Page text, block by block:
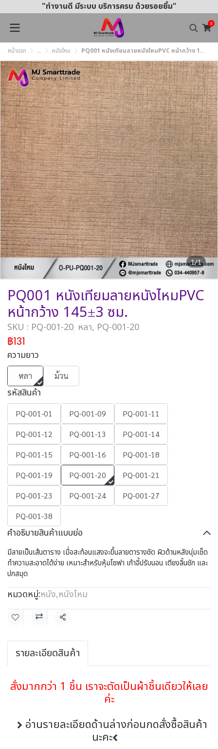
"ทำงานดี มีระบบ บริการครบ ด้วยรอยยิ้ม"
0
หน้าแรก ... หนังไหม PQ001 หนังเทียมลายหนังไหมPVC หน้ากว้าง 145±3 ซม.
1/1
PQ001 หนังเทียมลายหนังไหมPVC
หน้ากว้าง 145±3 ซม.
SKU : PQ-001-20 หลา, PQ-001-20
฿131
ความยาว
หลา ม้วน
รหัสสินค้า
PQ-001-01 PQ-001-09
PQ-001-11
PQ-001-12
PQ-001-13
PQ-001-14
PQ-001-15
PQ-001-16
PQ-001-18
PQ-001-19
PQ-001-20
PQ-001-21
PQ-001-23
PQ-001-24
PQ-001-27
PQ-001-38
คำอธิบายสินค้าแบบย่อ
มีลายเป็นเส้นตาราง เมื่อสะท้อนแสงจะขึ้นลายตารางชัด ผิวด้านหลังนุ่มเช็ด
ทำความสะอาดได้ง่าย เหมาะสำหรับหุ้มโซฟา เก้าอี้ปรับนอน เตียงลิ้นชัก และ
ปกสมุด
หมวดหมู่:หนัง,หนังไหม
แชร์
รายละเอียดสินค้า
สั่งมากกว่า 1 ชิ้น เราจะตัดเป็นผ้าชิ้นเดียวให้เลย
ค่ะ
อ่านรายละเอียดด้านล่างก่อนกดสั่งซื้อสินค้า
นะคะ